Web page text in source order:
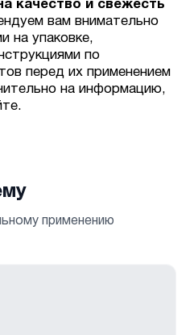
качество и свежесть
вам внимательно
на упаковке,
по
перед их применением
на информацию,
применению